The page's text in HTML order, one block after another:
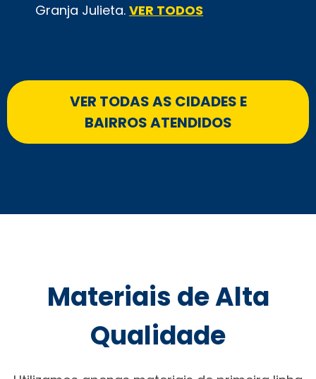
Granja Julieta. VER TODOS
VER TODAS AS CIDADES E
BAIRROS ATENDIDOS
Materiais de Alta
Qualidade